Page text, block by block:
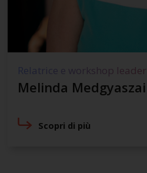
Relatrice e workshop leader
Melinda Medgyaszai
Scopri di più